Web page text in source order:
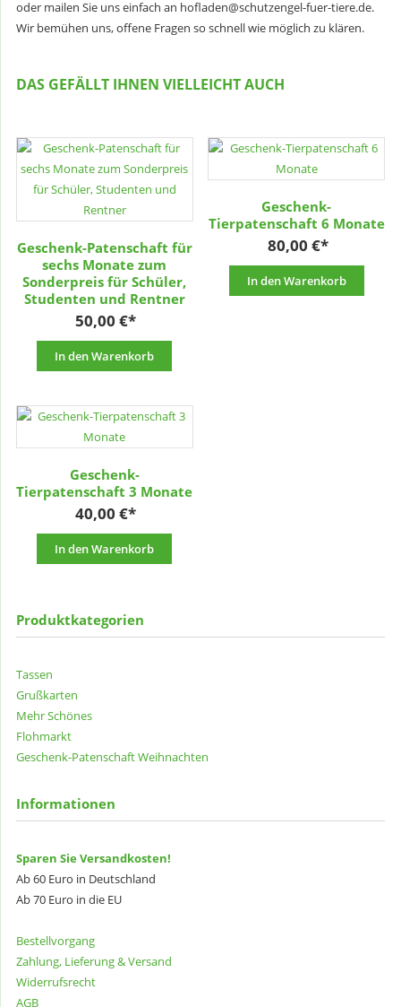
oder mailen Sie uns einfach an hofladen@schutzengel-fuer-tiere.de.
Wir bemühen uns, offene Fragen so schnell wie möglich zu klären.
DAS GEFÄLLT IHNEN VIELLEICHT AUCH
Geschenk-Patenschaft für
sechs Monate zum
Sonderpreis für Schüler,
Studenten und Rentner
50,00€
In den Warenkorb
Geschenk-
Tierpatenschaft 6 Monate
80,00 €
In den Warenkorb
Geschenk-
Tierpatenschaft 3 Monate
40,00€
In den Warenkorb
Produktkategorien
Tassen
Grußkarten
Mehr Schönes
Flohmarkt
Geschenk-PatenschaftWeihnachten
Informationen
Sparen Sie Versandkosten!
Ab 60 Euro in Deutschland
Ab 70 Euro in die EU
Bestellvorgang
Zahlung, Lieferung & Versand
Widerrufsrecht
AGB